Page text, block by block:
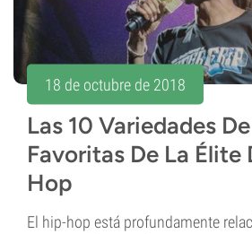
18 de octubre de 2018
Las 10 Variedades
Favoritas De La Élite
Hop
El hip-hop está profundamente